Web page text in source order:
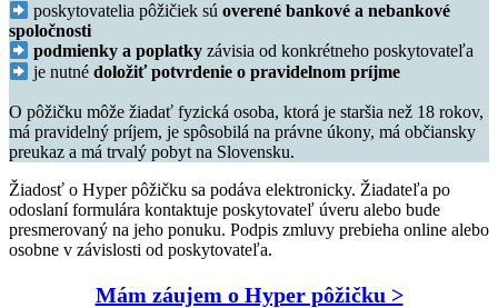
poskytovatelia pôžičiek súoverené bankové a nebankové
spoločnosti
podmienky a poplatky závisia od konkrétneho poskytovateľa
je nutnédoložiť potvrdenie o pravidelnom príjme
O pôžičku môže žiadať fyzická osoba, ktorá je staršia než 18 rokov,
má pravidelný príjem, je spôsobilá na právne úkony, má občiansky
preukaz a má trvalý pobyt na Slovensku.
Žiadosť o Hyper pôžičku sa podáva elektronicky. Žiadateľa po
odoslaní formulára kontaktuje poskytovateľ úveru alebo bude
presmerovaný na jeho ponuku. Podpis zmluvy prebieha online alebo
osobne v závislosti od poskytovateľa.
Mám záujem o Hyper pôžičku >